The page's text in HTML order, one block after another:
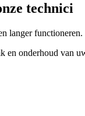
technici
langer functioneren.
en onderhoud van